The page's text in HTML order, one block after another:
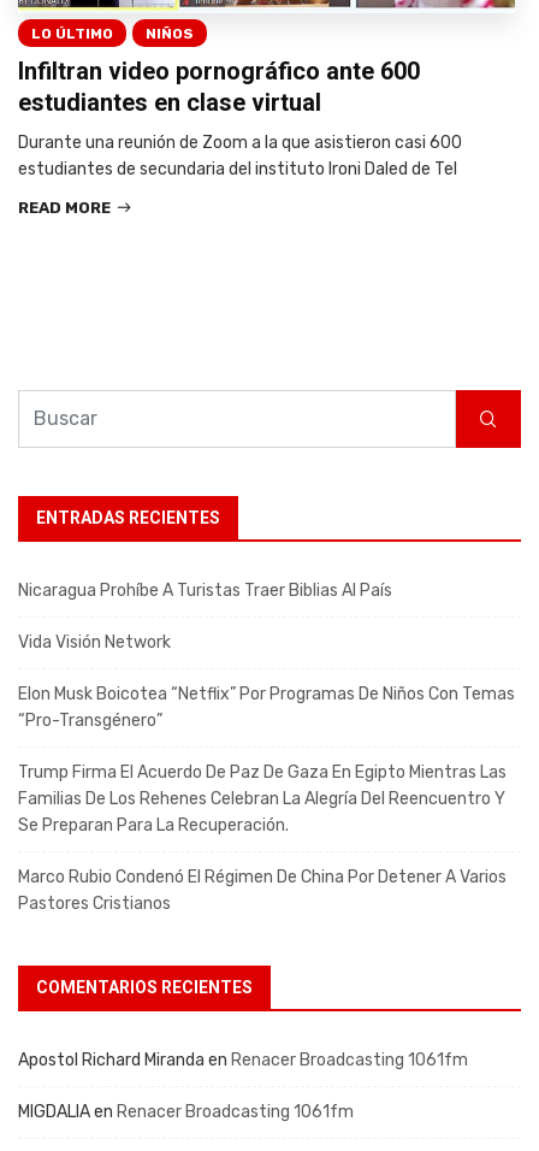
LO ÚLTIMO NIÑOS
Infiltran video pornográfico ante 600
estudiantes en clase virtual
Durante una reunión de Zoom a la que asistieron casi 600
estudiantes de secundaria del instituto Ironi Daled de Tel
READ MORE
ENTRADAS RECIENTES
Nicaragua Prohíbe A Turistas Traer Biblias Al País
Vida Visión Network
Elon Musk Boicotea “Netflix” Por Programas De Niños Con Temas
“pro-Transgénero”
Trump Firma El Acuerdo De Paz De Gaza En Egipto Mientras Las
Familias De Los Rehenes Celebran La Alegría Del Reencuentro Y
Se Preparan Para La Recuperación.
Marco Rubio Condenó El Régimen De China Por Detener A Varios
Pastores Cristianos
COMENTARIOS RECIENTES
Apostol Richard Miranda en Renacer Broadcasting 1061fm
MIGDALIAen Renacer Broadcasting 1061fm